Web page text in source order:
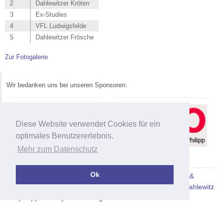
Diese Website verwendet Cookies für ein
optimales Benutzererlebnis.
Mehr zum Datenschutz
Ok
2
Dahlewitzer Kröten
3
Ex-Studies
4
VFL Ludwigsfelde
5
Dahlewitzer Frösche
Zur Fotogalerie
Wir bedanken uns bei unseren Sponsoren:
Copyright 2026 - SV Blau-Weiß Dahlewitz 1.2 |
Impressum &
Datenschutz| Design + Programmierung -SV Blau-Weiß Dahlewitz